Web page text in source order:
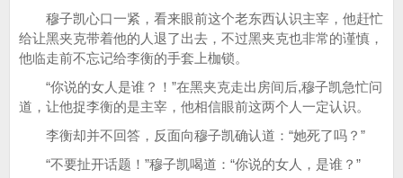
穆子凯心口一紧，看来眼前这个老东西认识主宰，他赶忙
给让黑夹克带着他的人退了出去，不过黑夹克也非常的谨慎，
他临走前不忘记给李衡的手套上枷锁。
“你说的女人是谁？！”在黑夹克走出房间后,穆子凯急忙问
道，让他捉李衡的是主宰，他相信眼前这两个人一定认识。
李衡却并不回答，反面向穆子凯确认道：“她死了吗？”
“不要扯开话题！”穆子凯喝道：“你说的女人，是谁？”